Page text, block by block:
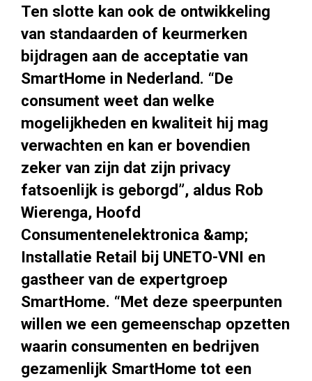
Ten slotte kan ook de ontwikkeling
van standaarden of keurmerken
bijdragen aan de acceptatie van
SmartHome in Nederland. “De
consument weet dan welke
mogelijkheden en kwaliteit hij mag
verwachten en kan er bovendien
zeker van zijn dat zijn privacy
fatsoenlijk is geborgd”, aldus Rob
Wierenga, Hoofd
Consumentenelektronica &amp;
Installatie Retail bij UNETO-VNI en
gastheer van de expertgroep
SmartHome. “Met deze speerpunten
willen we een gemeenschap opzetten
waarin consumenten en bedrijven
gezamenlijk SmartHome tot een